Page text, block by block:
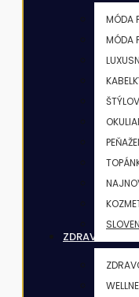
MÓDA
MÓDA
ZDRAVIE &